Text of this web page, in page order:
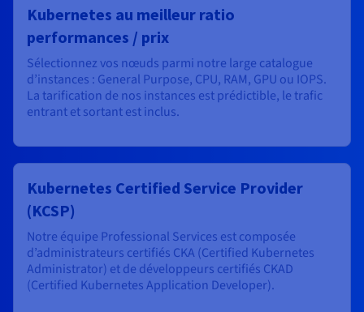
Kubernetes au meilleur ratio
performances / prix
Sélectionnez vos nœuds parmi notre large catalogue
d’instances : General Purpose, CPU, RAM, GPU ou IOPS.
La tarification de nos instances est prédictible, le trafic
entrant et sortant est inclus.
Kubernetes Certified Service Provider
(KCSP)
Notre équipe Professional Services est composée
d’administrateurs certifiés CKA (Certified Kubernetes
Administrator) et de développeurs certifiés CKAD
(Certified Kubernetes Application Developer).